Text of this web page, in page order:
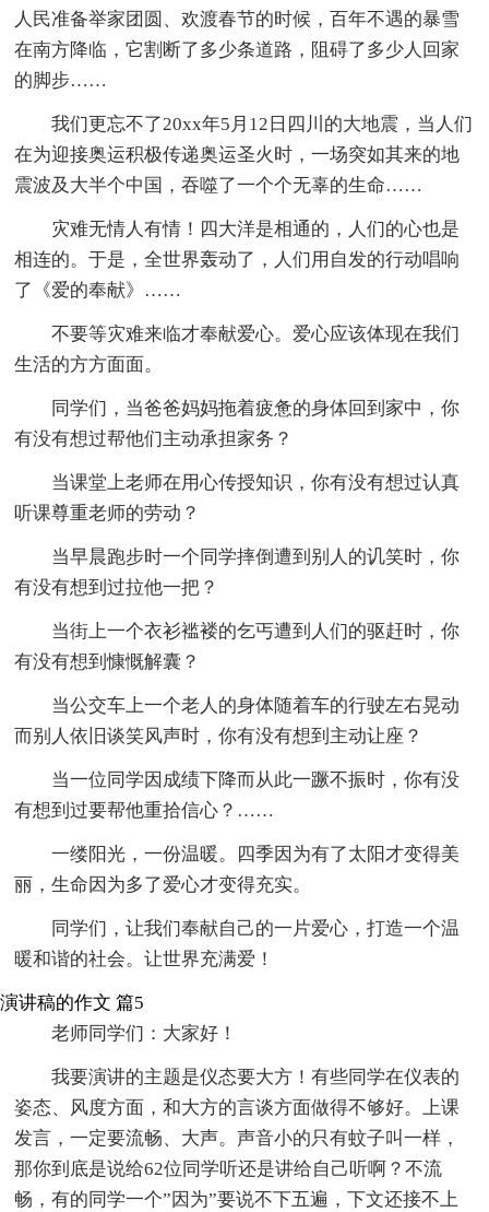
人民准备举家团圆、欢渡春节的时候，百年不遇的暴雪
在南方降临，它割断了多少条道路，阻碍了多少人回家
的脚步……
我们更忘不了20xx年5月12日四川的大地震，当人们
在为迎接奥运积极传递奥运圣火时，一场突如其来的地
震波及大半个中国，吞噬了一个个无辜的生命……
灾难无情人有情！四大洋是相通的，人们的心也是
相连的。于是，全世界轰动了，人们用自发的行动唱响
了《爱的奉献》……
不要等灾难来临才奉献爱心。爱心应该体现在我们
生活的方方面面。
同学们，当爸爸妈妈拖着疲惫的身体回到家中，你
有没有想过帮他们主动承担家务？
当课堂上老师在用心传授知识，你有没有想过认真
听课尊重老师的劳动？
当早晨跑步时一个同学摔倒遭到别人的讥笑时，你
有没有想到过拉他一把？
当街上一个衣衫褴褛的乞丐遭到人们的驱赶时，你
有没有想到慷慨解囊？
当公交车上一个老人的身体随着车的行驶左右晃动
而别人依旧谈笑风声时，你有没有想到主动让座？
当一位同学因成绩下降而从此一蹶不振时，你有没
有想到过要帮他重拾信心？……
一缕阳光，一份温暖。四季因为有了太阳才变得美
丽，生命因为多了爱心才变得充实。
同学们，让我们奉献自己的一片爱心，打造一个温
暖和谐的社会。让世界充满爱！
演讲稿的作文 篇5
老师同学们：大家好！
我要演讲的主题是仪态要大方！有些同学在仪表的
姿态、风度方面，和大方的言谈方面做得不够好。上课
发言，一定要流畅、大声。声音小的只有蚊子叫一样，
那你到底是说给62位同学听还是讲给自己听啊？不流
畅，有的同学一个”因为”要说不下五遍，下文还接不上